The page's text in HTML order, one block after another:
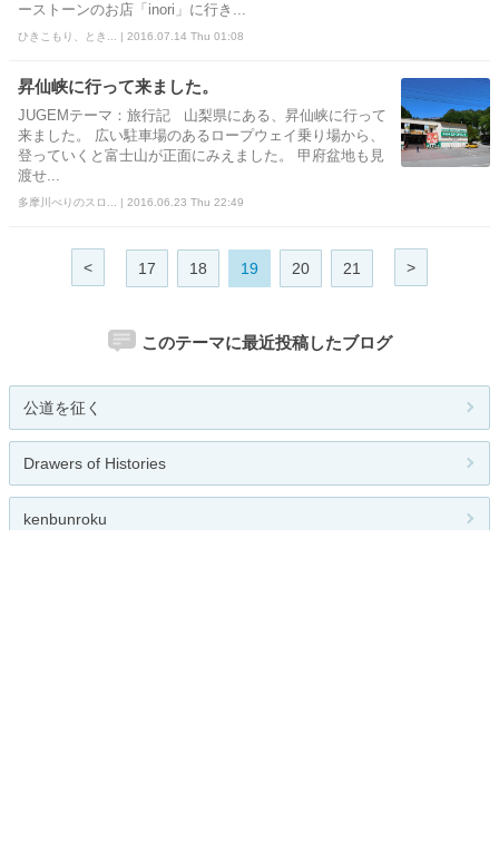
ーストーンのお店「inori」に行き...
ひきこもり、とき... | 2016.07.14 Thu 01:08
昇仙峡に行って来ました。
JUGEMテーマ：旅行記 山梨県にある、昇仙峡に行って
来ました。 広い駐車場のあるロープウェイ乗り場から、
登っていくと富士山が正面にみえました。 甲府盆地も見
渡せ...
多摩川べりのスロ... | 2016.06.23 Thu 22:49
< 17 18 19 20 21 >
このテーマに最近投稿したブログ
公道を征く
Drawers of Histories
kenbunroku